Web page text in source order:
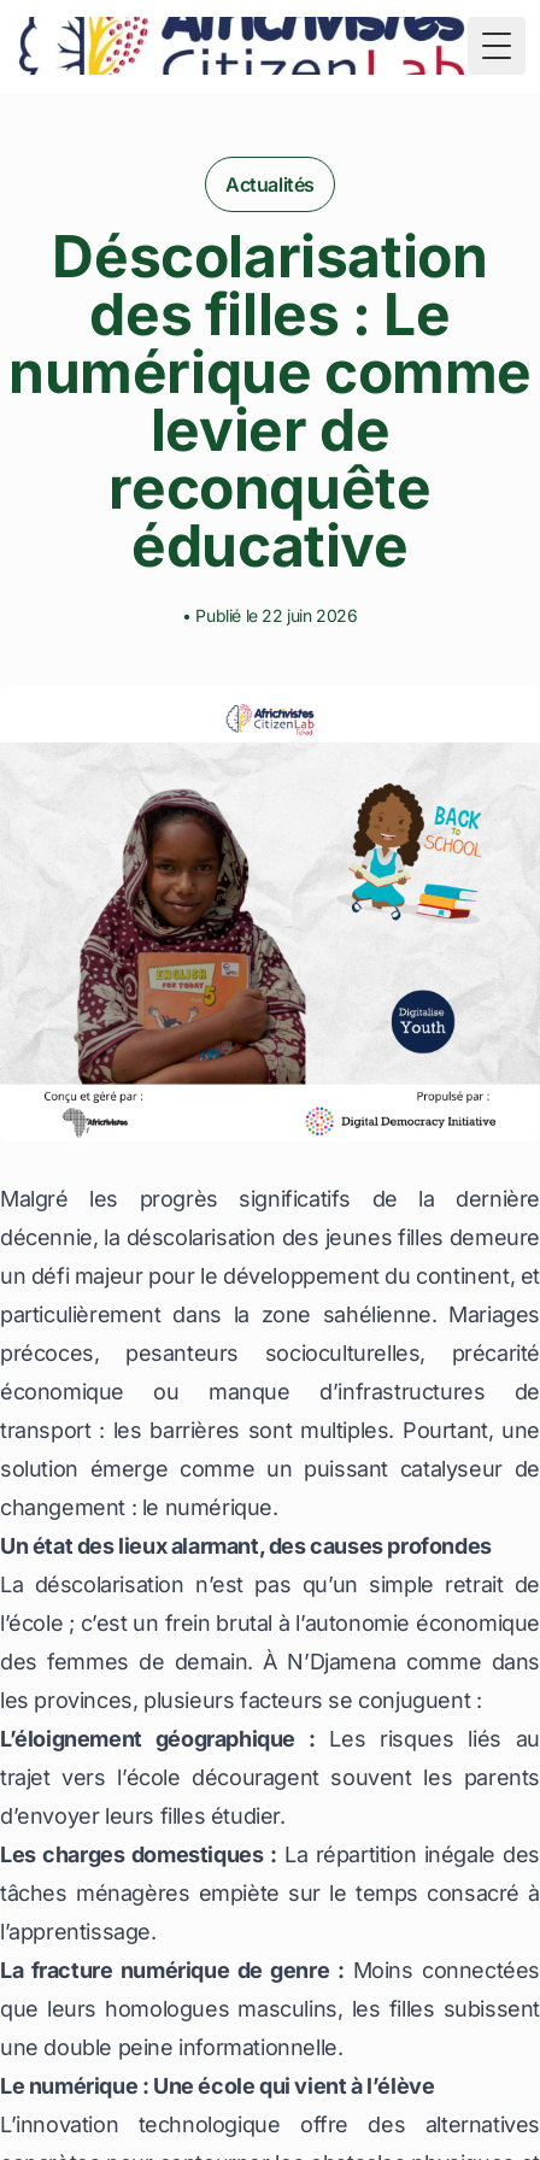
TD
Actualités
Déscolarisation
des filles : Le
numérique comme
levier de
reconquête
éducative
• Publié le 22 juin 2026
Malgré les progrès significatifs de la dernière
décennie, la déscolarisation des jeunes filles demeure
un défi majeur pour le développement du continent, et
particulièrement dans la zone sahélienne. Mariages
précoces, pesanteurs socioculturelles, précarité
économique ou manque d’infrastructures de
transport : les barrières sont multiples. Pourtant, une
solution émerge comme un puissant catalyseur de
changement : le numérique.
Un état des lieux alarmant, des causes profondes
La déscolarisation n’est pas qu’un simple retrait de
l’école ; c’est un frein brutal à l’autonomie économique
des femmes de demain. À N’Djamena comme dans
les provinces, plusieurs facteurs se conjuguent :
L’éloignement géographique : Les risques liés au
trajet vers l’école découragent souvent les parents
d’envoyer leurs filles étudier.
Les charges domestiques : La répartition inégale des
tâches ménagères empiète sur le temps consacré à
l’apprentissage.
La fracture numérique de genre : Moins connectées
que leurs homologues masculins, les filles subissent
une double peine informationnelle.
Le numérique : Une école qui vient à l’élève
L’innovation technologique offre des alternatives